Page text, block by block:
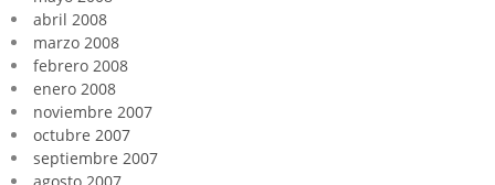
abril 2008
marzo 2008
febrero 2008
enero 2008
noviembre 2007
octubre 2007
septiembre 2007